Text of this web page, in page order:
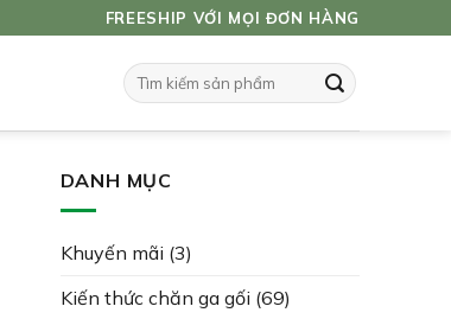
FREESHIP VỚI MỌI ĐƠN HÀNG
Tìm
kiếm:
DANH MỤC
Khuyến mãi (3)
Kiến thức chăn ga gối (69)